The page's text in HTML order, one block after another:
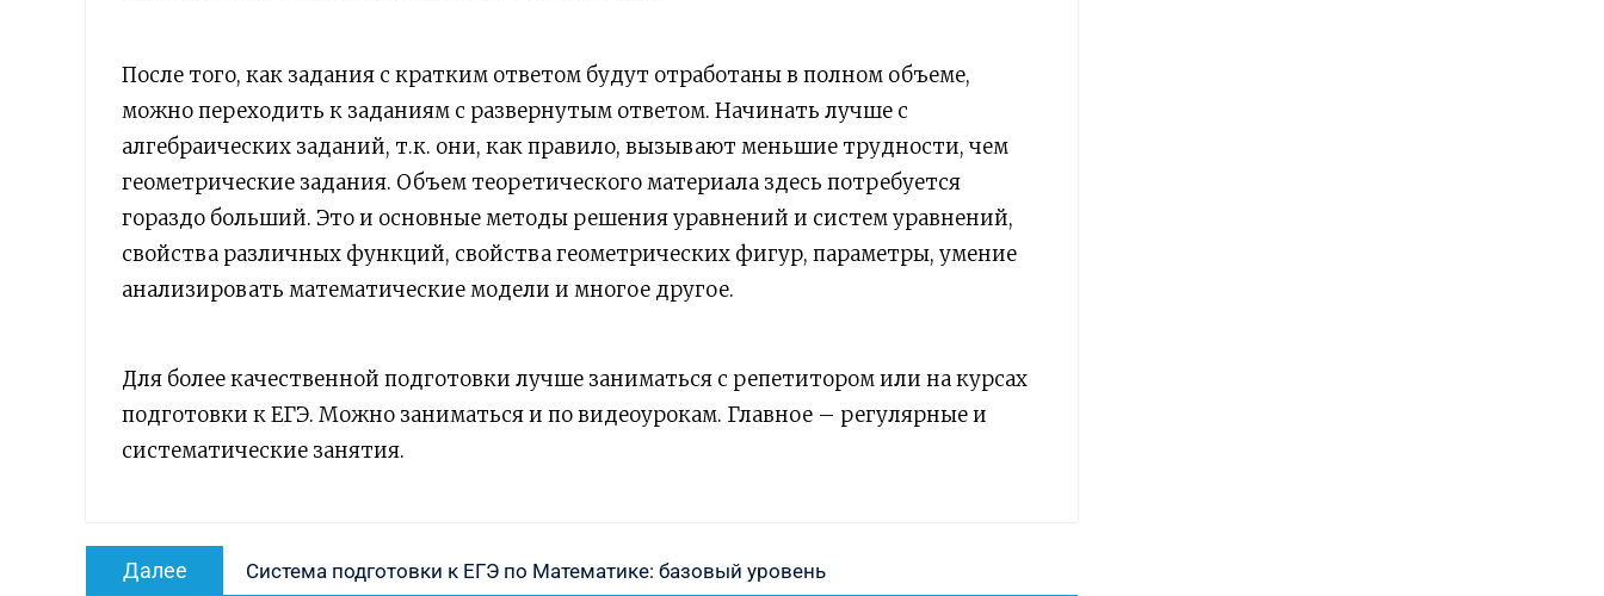
После того, как задания с кратким ответом будут отработаны в полном объеме,
можно переходить к заданиям с развернутым ответом. Начинать лучше с
алгебраических заданий, т.к. они, как правило, вызывают меньшие трудности, чем
геометрические задания. Объем теоретического материала здесь потребуется
гораздо больший. Это и основные методы решения уравнений и систем уравнений,
свойства различных функций, свойства геометрических фигур, параметры, умение
анализировать математические модели и многое другое.
Для более качественной подготовки лучше заниматься с репетитором или на курсах
подготовки к ЕГЭ. Можно заниматься и по видеоурокам. Главное – регулярные и
систематические занятия.
Навигация
Далее
запись:
Система подготовки к ЕГЭ по Математике: базовый уровень